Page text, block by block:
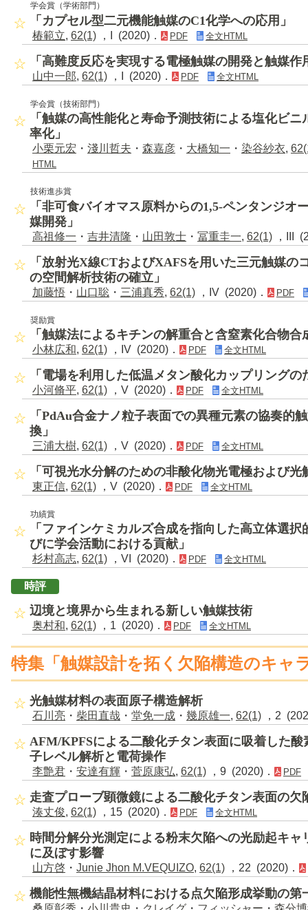
学会賞（学術部門）
「カプセル型二元機能触媒のC1化学への応用」
椿範立, 62(1) ，I (2020)． PDF 全文HTML
「高難度反応を実現する電極触媒の開発と触媒作
山中一郎, 62(1) ，I (2020)． PDF 全文HTML
学会賞（技術部門）
「触媒の高性能化と寿命予測技術による塩化ビ
率化」
小栗元宏 ・ 淺川哲夫 ・ 森嘉彦 ・ 大橋知一 ・ 染谷紗衣,
HTML
技術進歩賞
「非可食バイオマス原料からの1,5-ペンタンジオ
媒開発」
高祖修一 ・ 吉井清隆 ・ 山田敦士 ・ 冨重圭一, 62(1) ，III
「放射光X線CTおよびXAFSを用いた三元触媒の
の空間解析技術の確立」
加藤悟 ・ 山口聡 ・ 三浦真秀, 62(1) ，IV (2020)． PDF
奨励賞
「触媒法によるキチンの解重合と含窒素化合物合
小林広和, 62(1) ，IV (2020)． PDF 全文HTML
「電場を利用した低温メタン酸化カップリング
小河脩平, 62(1) ，V (2020)． PDF 全文HTML
「PdAu合金ナノ粒子表面での異種元素の協奏的
換」
三浦大樹, 62(1) ，V (2020)． PDF 全文HTML
「可視光水分解のための非酸化物光電極および光
東正信, 62(1) ，V (2020)． PDF 全文HTML
功績賞
「ファインケミカルズ合成を指向した高立体選
びに学会活動における貢献」
杉村高志, 62(1) ，VI (2020)． PDF 全文HTML
時評
辺境と境界から生まれる新しい触媒技術
奥村和, 62(1) ，1 (2020)． PDF 全文HTML
特集「触媒設計を拓く欠陥構造のキャ
光触媒材料の表面原子構造解析
石川亮 ・ 柴田直哉 ・ 堂免一成 ・ 幾原雄一, 62(1) ，2
AFM/KPFSによる二酸化チタン表面に吸着した
子レベル解析と電荷操作
李艶君 ・ 安達有輝 ・ 菅原康弘, 62(1) ，9 (2020)． PDF
走査プローブ顕微鏡による二酸化チタン表面の欠
湊丈俊, 62(1) ，15 (2020)． PDF 全文HTML
時間分解分光測定による粉末欠陥への光励起キ
に及ぼす影響
山方啓 ・ Junie Jhon M.VEQUIZO, 62(1) ，22 (2020)．
機能性無機結晶材料における点欠陥形成挙動の第